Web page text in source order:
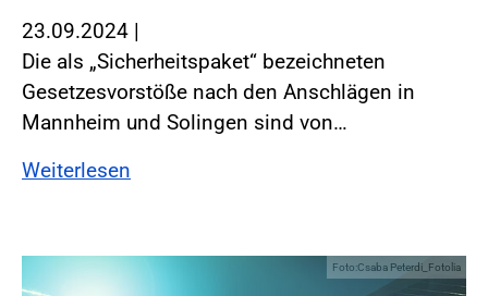
23.09.2024 |
Die als „Sicherheitspaket“ bezeichneten
Gesetzesvorstöße nach den Anschlägen in
Mannheim und Solingen sind von…
Weiterlesen
Foto:Csaba Peterdi_Fotolia